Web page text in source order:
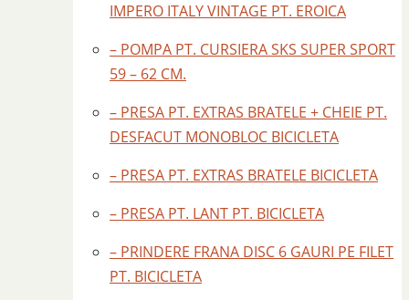
IMPERO ITALY VINTAGE PT. EROICA
– POMPA PT. CURSIERA SKS SUPER SPORT
59 – 62 CM.
– PRESA PT. EXTRAS BRATELE + CHEIE PT.
DESFACUT MONOBLOC BICICLETA
– PRESA PT. EXTRAS BRATELE BICICLETA
– PRESA PT. LANT PT. BICICLETA
– PRINDERE FRANA DISC 6 GAURI PE FILET
PT. BICICLETA